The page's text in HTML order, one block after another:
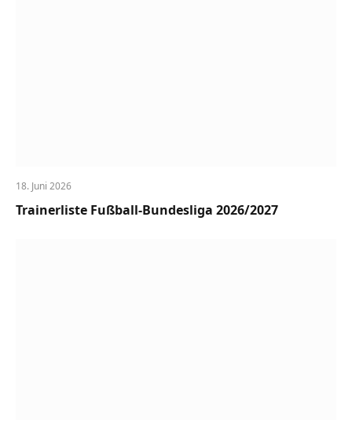
18. Juni 2026
Trainerliste Fußball-Bundesliga 2026/2027